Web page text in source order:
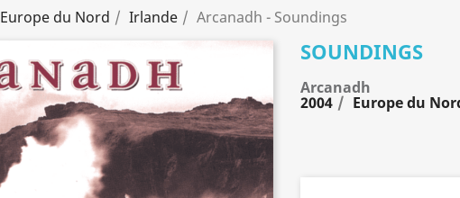
Europe du Nord Irlande Arcanadh - Soundings
SOUNDINGS
Arcanadh
2004 Europe du